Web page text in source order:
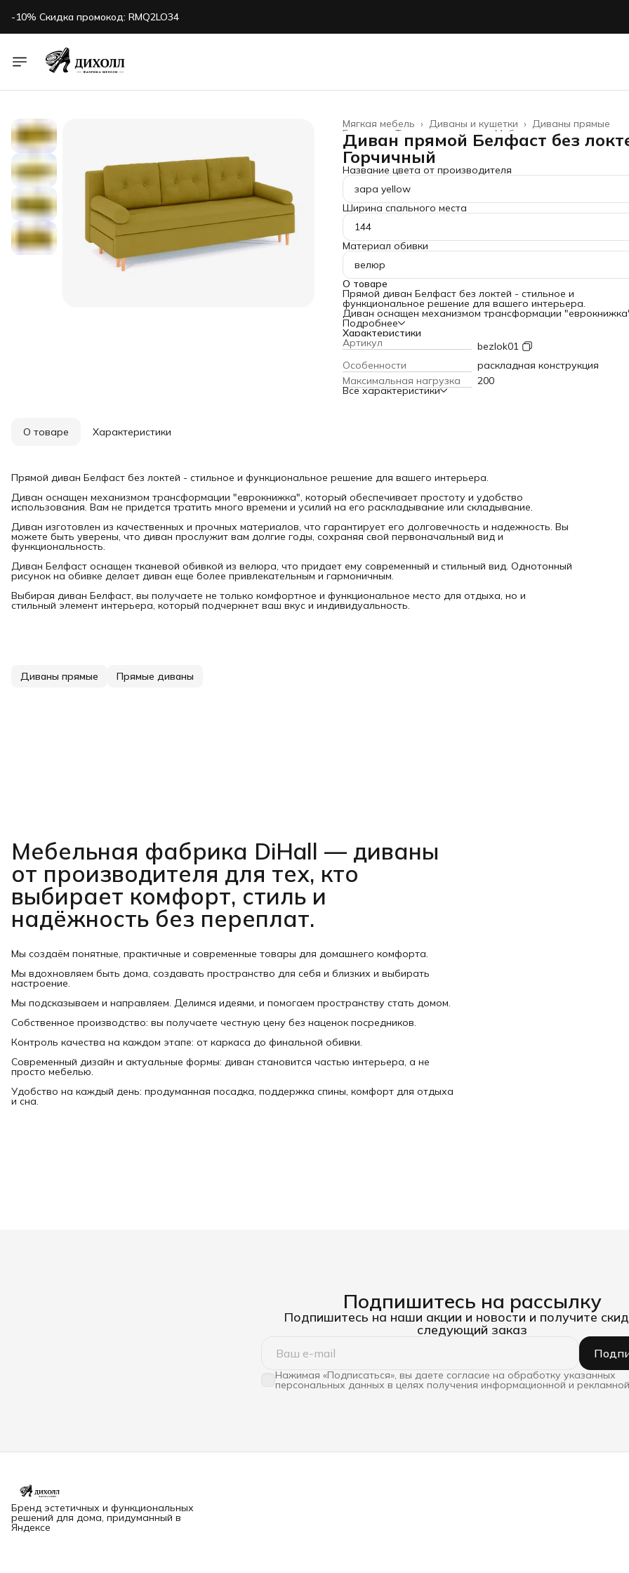
-10% Скидка промокод: RMQ2LO34
Диваны прямые
Диваны и кушетки ›
Мягкая мебель ›
Мебель
Товары для дома
Главная
Диван прямой Белфаст без
Горчичный
Название цвета от производителя
зара yellow
Ширина спального места
144
Материал обивки
велюр
О товаре
Прямой диван Белфаст без локтей - стильное и
функциональное решение для вашего интерьера.
Диван оснащен механизмом трансформации
который обеспечивает простоту и удобство
Вам не придется тратить много времени и усилий на его
раскладывание или складывание.
Диван изготовлен из качественных и прочных материалов,
что гарантирует его долговечность и надежность. Вы
быть уверены, что диван прослужит вам долгие годы,
сохраняя свой первоначальный вид и функциональность.
Диван Белфаст оснащен тканевой обивкой из велюра, что
Подробнее
Характеристики
Артикул
bezlok01
Особенности
раскладная конструкция
Максимальная нагрузка
200
Все характеристики
О товаре Характеристики
Прямой диван Белфаст без локтей - стильное и функциональное решение для вашего интерьера.
Диван оснащен механизмом трансформации "еврокнижка", который обеспечивает простоту и удобство
использования. Вам не придется тратить много времени и усилий на его раскладывание или складывание.
Диван изготовлен из качественных и прочных материалов, что гарантирует его долговечность и надежность. Вы
можете быть уверены, что диван прослужит вам долгие годы, сохраняя свой первоначальный вид и
функциональность.
Диван Белфаст оснащен тканевой обивкой из велюра, что придает ему современный и стильный вид. Однотонный
рисунок на обивке делает диван еще более привлекательным и гармоничным.
Выбирая диван Белфаст, вы получаете не только комфортное и функциональное место для отдыха, но и
стильный элемент интерьера, который подчеркнет ваш вкус и индивидуальность.
Диваны прямые Прямые диваны
Мебельная фабрика DiHall — диваны
от производителя для тех, кто
выбирает комфорт, стиль и
надёжность без переплат.
Мы создаём понятные, практичные и современные товары для домашнего комфорта.
Мы вдохновляем быть дома, создавать пространство для себя и близких и выбирать
настроение.
Мы подсказываем и направляем. Делимся идеями, и помогаем пространству стать домом.
Собственное производство: вы получаете честную цену без наценок посредников.
Контроль качества на каждом этапе: от каркаса до финальной обивки.
Современный дизайн и актуальные формы: диван становится частью интерьера, а не
просто мебелью.
Удобство на каждый день: продуманная посадка, поддержка спины, комфорт для отдыха
и сна.
Подпишитесь на рассылку
Подпишитесь на наши акции и новости и получите
следующий заказ
Нажимая «Подписаться», вы даете согласие на обработку указанных
персональных данных в целях получения информационной и
Бренд эстетичных и функциональных
решений для дома, придуманный в
Яндексе